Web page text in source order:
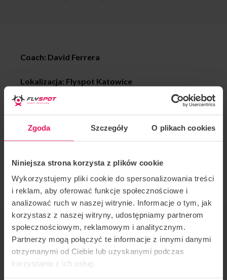
Zgoda Szczegóły O plikach cookies
Niniejsza strona korzysta z plików cookie
Wykorzystujemy pliki cookie do spersonalizowania treści
i reklam, aby oferować funkcje społecznościowe i
analizować ruch w naszej witrynie. Informacje o tym, jak
korzystasz z naszej witryny, udostępniamy partnerom
społecznościowym, reklamowym i analitycznym.
Partnerzy mogą połączyć te informacje z innymi danymi
otrzymanymi od Ciebie lub uzyskanymi podczas
korzystania z ich usług.
Coach: David Ferrera
Lokalizacja: Flyspot Katowice
Data: 13-15.03.2026
Zapraszamy Proflyerów na każdym etapie
zaawansowania. Jeśli chcesz dołączyć do tego campu
lub masz jakieś pytania, skontaktuj się z nami:
ORGANIZATOR IMPREZY
KONTAKT W SPRAWIE IMPREZY
camps@flyspot.com